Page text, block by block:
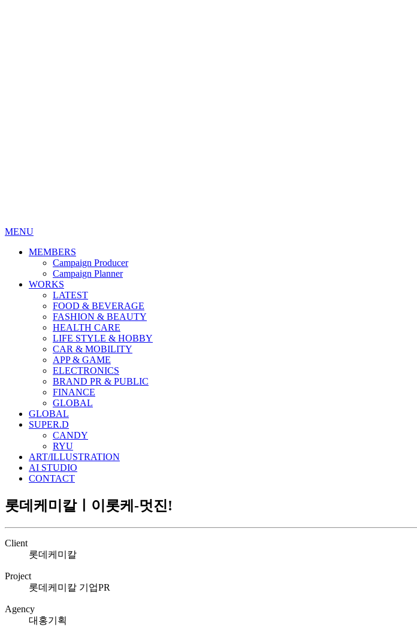
MENU
MEMBERS
Campaign Producer
Campaign Planner
WORKS
LATEST
FOOD & BEVERAGE
FASHION & BEAUTY
HEALTH CARE
LIFE STYLE & HOBBY
CAR & MOBILITY
APP & GAME
ELECTRONICS
BRAND PR & PUBLIC
FINANCE
GLOBAL
GLOBAL
SUPER.D
CANDY
RYU
ART/ILLUSTRATION
AI STUDIO
CONTACT
롯데케미칼ㅣ이롯케-멋진!
Client
롯데케미칼
Project
롯데케미칼 기업PR
Agency
대홍기획